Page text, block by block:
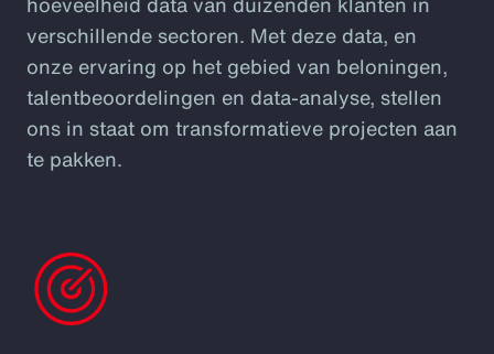
verschillende sectoren. Met deze data, en
onze ervaring op het gebied van beloningen,
talentbeoordelingen en data-analyse, stellen
ons in staat om transformatieve projecten aan
te pakken.